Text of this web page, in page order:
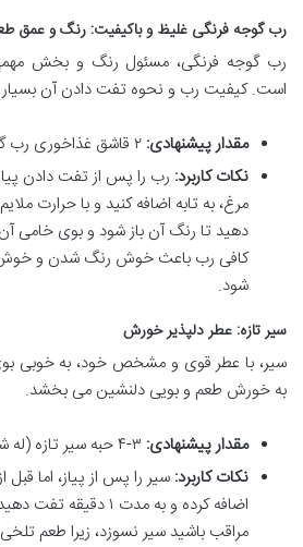
رب گوجه فرنگی غلیظ و باکیفیت: رنگ و عمق
رب گوجه فرنگی، مسئول رنگ و بخش
است. کیفیت رب و نحوه تفت دادن آن
مقدار پیشنهادی:
نکات کاربرد: رب را پس از تفت دادن
دهید تا رنگ آن باز شود و بوی خامی
کافی رب باعث خوش رنگ شدن و
شود.
سیر تازه: عطر دلپذیر خورش
سیر، با عطر قوی و مشخص خود، به خوبی
به خورش طعم و بویی دلنشین می بخشد.
مقدار پیشنهادی:
نکات کاربرد: سیر را پس از پیاز، اما قبل
اضافه کرده و به مدت ۱
مراقب باشید سیر نسوزد، زیرا طعم